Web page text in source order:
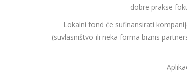
dobre prakse
Lokalni fond će sufinansirati
(suvlasništvo ili neka forma biznis